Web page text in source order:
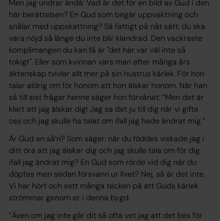
Men jag undrar ändå: Vad är det för en bild av Gud i den
här berättelsen? En Gud som begär uppvaktning och
snålar med uppskattning? Så fattigt på nåt sätt: du ska
vara nöjd så länge du inte blir klandrad. Den vackraste
komplimangen du kan få är "det här var väl inte så
tokigt". Eller som kvinnan vars man efter många års
äktenskap tvivlar allt mer på sin hustrus kärlek. För hon
talar aldrig om för honom att hon älskar honom. När han
så till sist frågar henne säger hon förvånat: ”Men det är
klart att jag älskar dig! Jag sa det ju till dig när vi gifte
oss och jag skulle ha talat om ifall jag hade ändrat mig.”
Är Gud en så’n? Som säger: när du föddes viskade jag i
ditt öra att jag älskar dig och jag skulle tala om för dig
ifall jag ändrat mig? En Gud som rörde vid dig när du
döptes men sedan försvann ur livet? Nej, så är det inte.
Vi har hört och sett många tecken på att Guds kärlek
strömmar genom er i denna bygd.
”Även om jag inte går dit så ofta vet jag att det bes för